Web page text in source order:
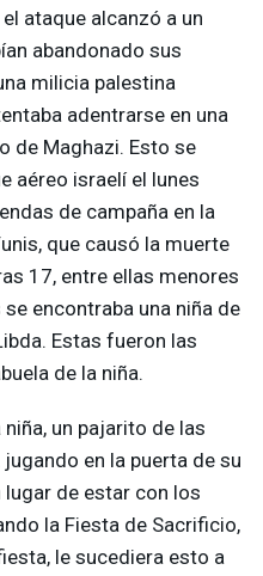
ataque alcanzó a un
abandonado sus
milicia palestina
adentrarse en una
de Maghazi. Esto se
aéreo israelí el lunes
de campaña en la
que causó la muerte
17, entre ellas menores
encontraba una niña de
Estas fueron las
de la niña.
niña, un pajarito de las
en la puerta de su
lugar de estar con los
la Fiesta de Sacrificio,
le sucediera esto a